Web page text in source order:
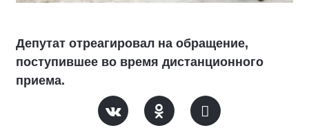
Депутат отреагировал на обращение,
поступившее во время дистанционного
приема.